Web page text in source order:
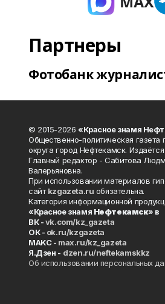
Партнеры
Фотобанк
© 2015-2026 «Красное знамя
Общественно-политическая газета
округа город Нефтекамск. Издаётся
Главный редактор - Сабитова
Валерьяновна.
При использовании материалов
сайтkzgazeta.ru обязательна.
Категория информационной
«Красное знамя Нефтекамск» в
ВК -vk.com/kz_gazeta
ОК - ok.ru/kzgazeta
MAKC - max.ru/kz_gazeta
Я.Дзен - dzen.ru/neftekamskkz
Об использовании персональных